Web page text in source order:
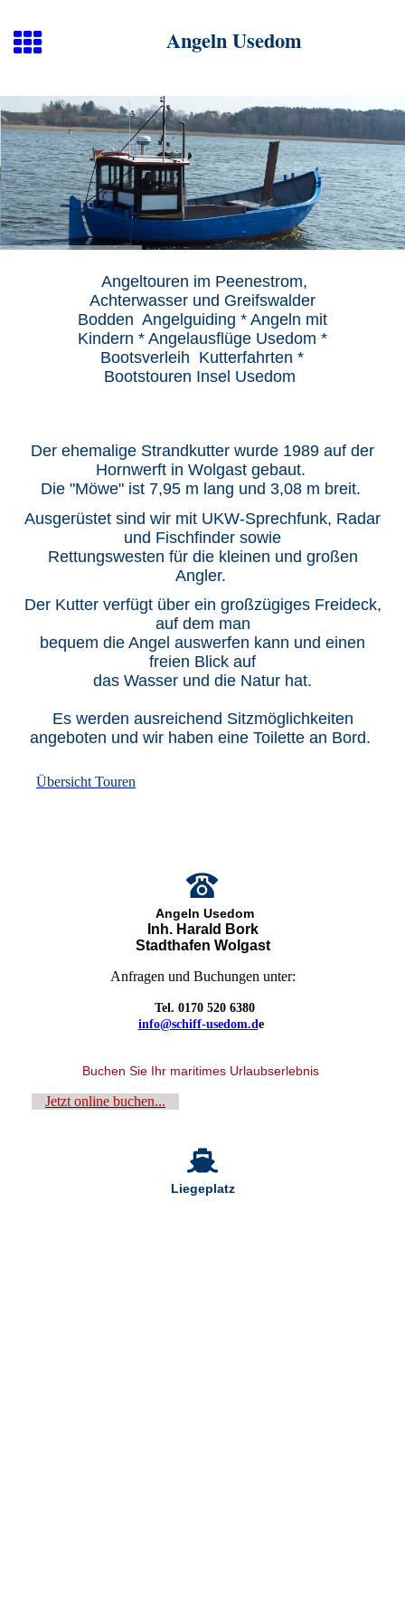
Angeln Usedom
Angeltouren im Peenestrom,
Achterwasser und Greifswalder
Bodden Angelguiding * Angeln mit
Kindern * Angelausflüge Usedom *
Bootsverleih Kutterfahrten *
Bootstouren Insel Usedom
Der ehemalige Strandkutter wurde 1989 auf der
Hornwerft in Wolgast gebaut.
Die "Möwe" ist 7,95 m lang und 3,08 m breit.
Ausgerüstet sind wir mit UKW-Sprechfunk, Radar
und Fischfinder sowie
Rettungswesten für die kleinen und großen
Angler.
Der Kutter verfügt über ein großzügiges Freideck,
auf dem man
bequem die Angel auswerfen kann und einen
freien Blick auf
das Wasser und die Natur hat.
Es werden ausreichend Sitzmöglichkeiten
angeboten und wir haben eine Toilette an Bord.
Übersicht Touren
Angeln Usedom
Inh. Harald Bork
Stadthafen Wolgast
Anfragen und Buchungen unter:
Tel. 0170 520 6380
info@schiff-usedom.de
Buchen Sie Ihr maritimes Urlaubserlebnis
Jetzt online buchen...
Liegeplatz